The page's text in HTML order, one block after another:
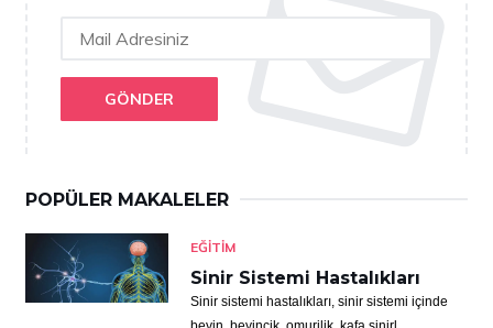
GÖNDER
POPÜLER MAKALELER
EĞITIM
Sinir Sistemi Hastalıkları
Sinir sistemi hastalıkları, sinir sistemi içinde